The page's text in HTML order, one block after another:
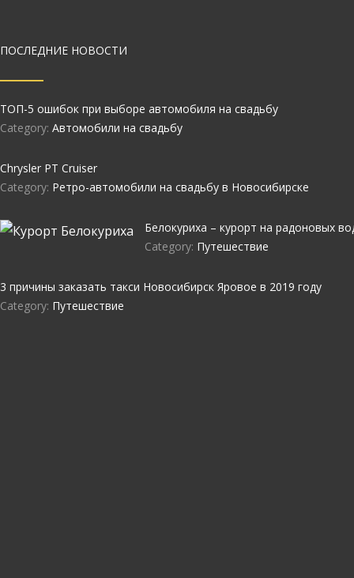
ПОСЛЕДНИЕ НОВОСТИ
ТОП-5 ошибок при выборе автомобиля на свадьбу
Category: Автомобили на свадьбу
Chrysler PT Cruiser
Category: Ретро-автомобили на свадьбу в Новосибирске
Белокуриха – курорт на радоновых
Category: Путешествие
3 причины заказать такси Новосибирск Яровое в 2019 году
Category: Путешествие